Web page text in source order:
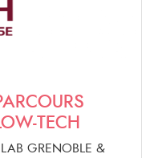
TECH
GRENOBLE &